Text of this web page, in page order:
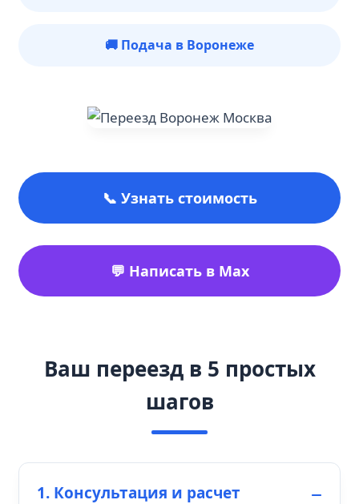
🚚 Подача в Воронеже
📞 Узнать стоимость
💬 Написать в Max
Ваш переезд в 5 простых
шагов
1. Консультация и расчет